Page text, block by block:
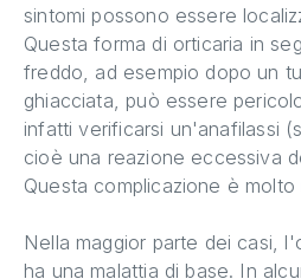
sintomi possono essere
Questa forma di orticaria in
freddo, ad esempio dopo un
ghiacciata, può essere
infatti verificarsi un'anafilassi
cioè una reazione eccessiva
Questa complicazione è molto
Nella maggior parte dei casi,
ha una malattia di base. In